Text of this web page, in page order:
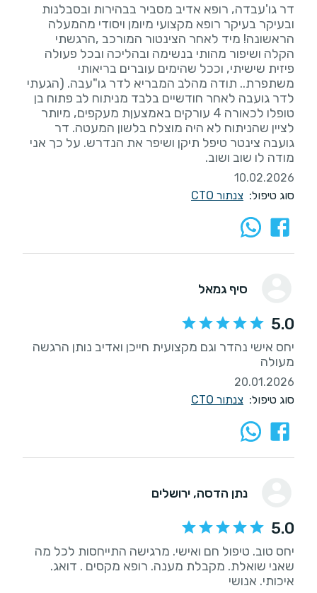
דר גו'עבדה, רופא אדיב מסביר בבהירות ובסבלנות
ובעיקר בעיקר רופא מקצועי מיומן ויסודי מהמעלה
הראשונה! מיד לאחר הצינטור המורכב ,הרגשתי
הקלה ושיפור מהותי בנשימה ובהליכה ובכל פעולה
פיזית שישיתי, וככל שהימים עוברים בריאותי
משתפרת.. תודה מהלב המבריא לדר גו"עבה. (הגעתי
לדר גועבה לאחר חודשיים בלבד מניתוח לב פתוח בן
טופלו לכאורה 4 עורקים באמצעןת מעקפים, מיותר
לציין שהניתוח לא היה מוצלח בלשון המעטה. דר
גועבה צינטר טיפל תיקן ושיפר את הנדרש. על כך אני
מודה לו שוב ושוב.
10.02.2026
סוג טיפול: צנתור CTO
סיף גמאל
5.0
יחס אישי נהדר וגם מקצועית חייכן ואדיב נותן הרגשה
מעולה
20.01.2026
סוג טיפול: צנתור CTO
נתן הדסה, ירושלים
5.0
יחס טוב. טיפול חם ואישי. מרגישה התייחסות לכל מה
שאני שואלת. מקבלת מענה. רופא מקסים . דואג.
איכותי. אנושי